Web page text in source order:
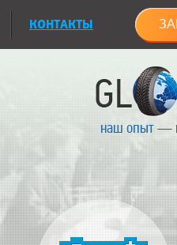
КОНТАКТЫ
наш опыт —